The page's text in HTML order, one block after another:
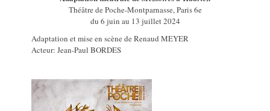
Théâtre de Poche-Montparnasse, Paris 6e
du 6 juin au 13 juillet 2024
Adaptation et mise en scène de Renaud MEYER
Acteur: Jean-Paul BORDES